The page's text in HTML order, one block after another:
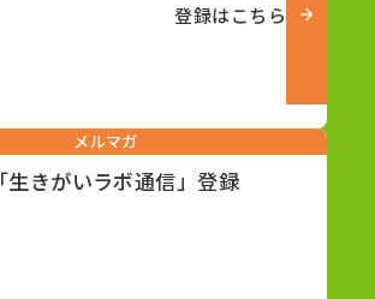
登録はこちら
メルマガ
「生きがいラボ通信」登録